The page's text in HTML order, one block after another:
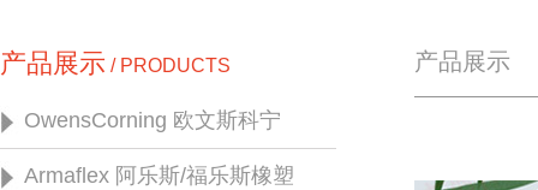
产品展示 / PRODUCTS
OwensCorning 欧文斯科宁
欧文斯科宁风管保温玻璃棉
欧文斯科宁隔音隔热玻璃棉
欧文斯科宁保温岩棉板
欧文斯科宁挤塑泡沫保温板
欧文斯科宁红色玻璃棉管壳
欧文斯科宁离心玻璃棉
欧文斯科宁FOAMGLAS 风格泡沫
欧文斯科防排烟专用岩棉板
欧文斯科宁钢结构专用玻璃棉
Armaflex 阿乐斯/福乐斯橡塑
产品展示